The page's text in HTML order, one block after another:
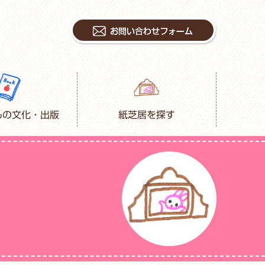
の文化・出版 紙芝居を探す